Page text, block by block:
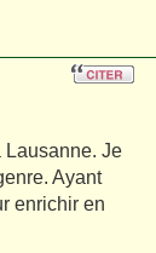
Lausanne. Je
Ayant
enrichir en